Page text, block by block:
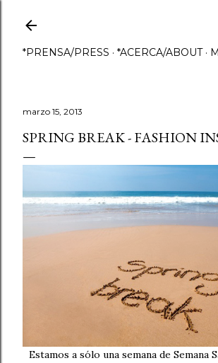
*PRENSA/PRESS *ACERCA/ABOUT
marzo 15, 2013
SPRING BREAK - FASHION
Estamos a sólo una semana de Semana